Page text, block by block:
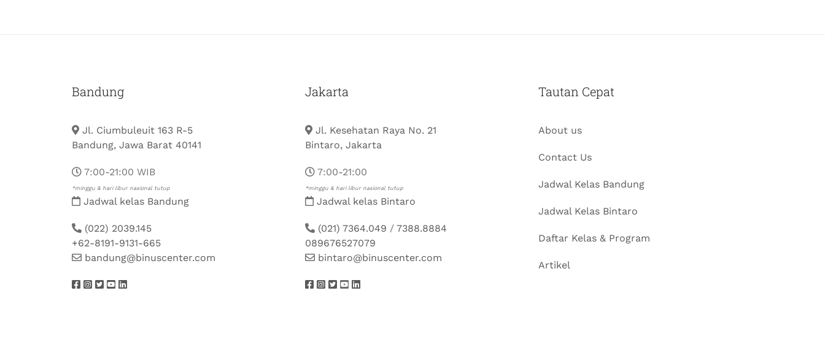
Bandung
Jl. Ciumbuleuit 163 R-5
Bandung, Jawa Barat 40141
7:00-21:00 WIB
*minggu & hari libur nasional tutup
Jadwal kelas Bandung
(022) 2039.145
+62-8191-9131-665
bandung@binuscenter.com
Jakarta
Jl. Kesehatan Raya No. 21
Bintaro, Jakarta
7:00-21:00
*minggu & hari libur nasional tutup
Jadwal kelas Bintaro
(021) 7364.049 / 7388.8884
089676527079
bintaro@binuscenter.com
Tautan Cepat
About us
Contact Us
Jadwal Kelas Bandung
Jadwal Kelas Bintaro
Daftar Kelas & Program
Artikel